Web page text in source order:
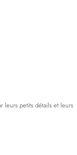
leurs petits détails et leurs